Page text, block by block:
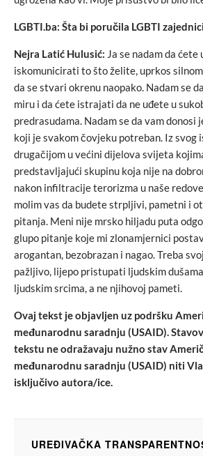
LGBTI.ba: Šta bi poručila LGBTI
Nejra Latić Hulusić: Ja se nadam da ćete
iskomunicirati to što želite, uprkos
da se stvari okrenu naopako. Nadam se
miru i da ćete istrajati da ne uđete u
predrasudama. Nadam se da vam donosi
koji je svakom čovjeku potreban. Iz svog
drugačijom u većini dijelova svijeta
predstavljajući skupinu koja nije na
nakon infiltracije terorizma u naše
molim vas da budete strpljivi, pametni i
pitanja. Meni nije mrsko hiljadu puta
glupo pitanje koje mi zlonamjernici
arogantan, bezobrazan i nagao. Treba
pažljivo, lijepo pristupati ljudskim
ljudskim srcima, a ne njihovoj pameti.
Ovaj tekst je objavljen uz podršku
međunarodnu saradnju (USAID).
tekstu ne odražavaju nužno stav
međunarodnu saradnju (USAID) niti
isključivo autora/ice.
UREĐIVAČKA